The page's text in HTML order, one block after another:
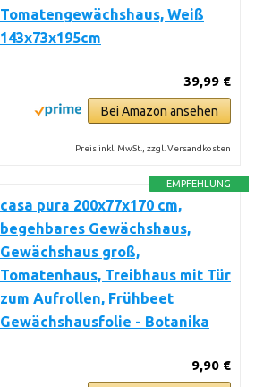
Tomatengewächshaus, Weiß
143x73x195cm
39,99 €
Bei Amazon ansehen
Preis inkl. MwSt., zzgl. Versandkosten
EMPFEHLUNG
casa pura 200x77x170 cm,
begehbares Gewächshaus,
Gewächshaus groß,
Tomatenhaus, Treibhaus mit Tür
zum Aufrollen, Frühbeet
Gewächshausfolie - Botanika
9,90 €